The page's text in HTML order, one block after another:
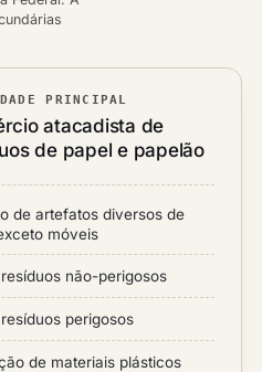
PRINCIPAL
atacadista de
de papel e papelão
de artefatos diversos de
móveis
não-perigosos
perigosos
de materiais plásticos